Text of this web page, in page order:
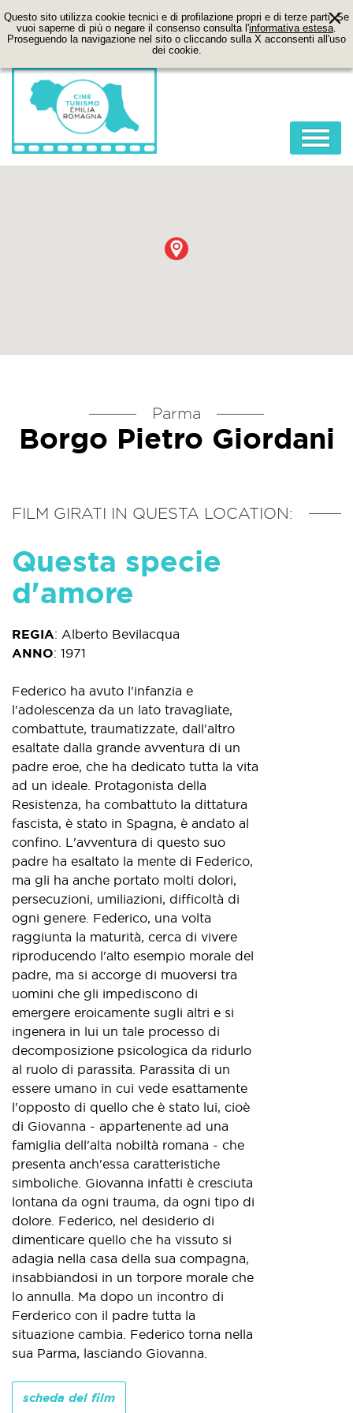
Questo sito utilizza cookie tecnici e di profilazione propri e di terze parti. Se
vuoi saperne di più o negare il consenso consulta l'informativa estesa.
Proseguendo la navigazione nel sito o cliccando sulla X acconsenti all'uso
dei cookie.
FILM
LOCATION
Parma
Borgo Pietro Giordani
FILM GIRATI IN QUESTA LOCATION:
Questa specie
d'amore
REGIA: Alberto Bevilacqua
ANNO: 1971
Federico ha avuto l'infanzia e
l'adolescenza da un lato travagliate,
combattute, traumatizzate, dall'altro
esaltate dalla grande avventura di un
padre eroe, che ha dedicato tutta la vita
ad un ideale. Protagonista della
Resistenza, ha combattuto la dittatura
fascista, è stato in Spagna, è andato al
confino. L'avventura di questo suo
padre ha esaltato la mente di Federico,
ma gli ha anche portato molti dolori,
persecuzioni, umiliazioni, difficoltà di
ogni genere. Federico, una volta
raggiunta la maturità, cerca di vivere
riproducendo l'alto esempio morale del
padre, ma si accorge di muoversi tra
uomini che gli impediscono di
emergere eroicamente sugli altri e si
ingenera in lui un tale processo di
decomposizione psicologica da ridurlo
al ruolo di parassita. Parassita di un
essere umano in cui vede esattamente
l'opposto di quello che è stato lui, cioè
di Giovanna - appartenente ad una
famiglia dell'alta nobiltà romana - che
presenta anch'essa caratteristiche
simboliche. Giovanna infatti è cresciuta
lontana da ogni trauma, da ogni tipo di
dolore. Federico, nel desiderio di
dimenticare quello che ha vissuto si
adagia nella casa della sua compagna,
insabbiandosi in un torpore morale che
lo annulla. Ma dopo un incontro di
Ferderico con il padre tutta la
situazione cambia. Federico torna nella
sua Parma, lasciando Giovanna.
scheda del film